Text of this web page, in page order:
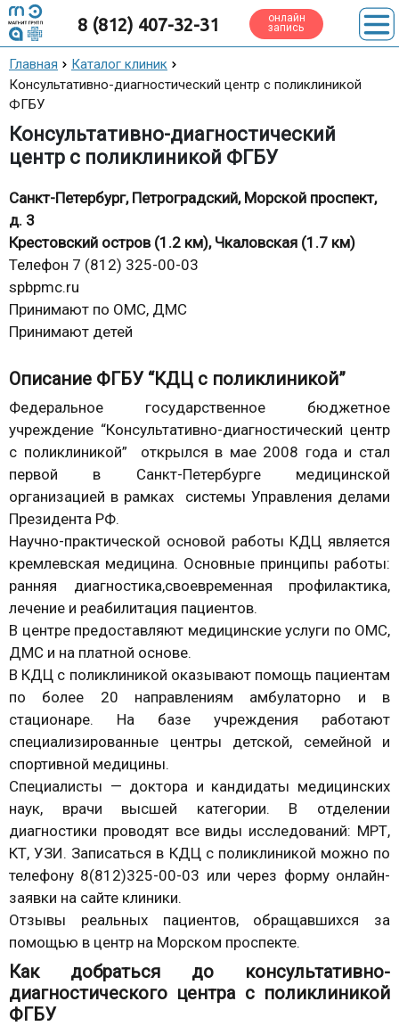
8 (812) 407-32-31 онлайн
запись
Главная
Каталог клиник
Консультативно-диагностический центр с поликлиникой
ФГБУ
Консультативно-диагностический
центр с поликлиникой ФГБУ
Санкт-Петербург, Петроградский, Морской проспект,
д. 3
Крестовский остров (1.2 км), Чкаловская (1.7 км)
Телефон 7 (812) 325-00-03
spbpmc.ru
Принимают по ОМС, ДМС
Принимают детей
Описание ФГБУ “КДЦ с поликлиникой”
Федеральное государственное бюджетное
учреждение “Консультативно-диагностический центр
с поликлиникой” открылся в мае 2008 года и стал
первой в Санкт-Петербурге медицинской
организацией в рамках системы Управления делами
Президента РФ.
Научно-практической основой работы КДЦ является
кремлевская медицина. Основные принципы работы:
ранняя диагностика,своевременная профилактика,
лечение и реабилитация пациентов.
В центре предоставляют медицинские услуги по ОМС,
ДМС и на платной основе.
В КДЦ с поликлиникой оказывают помощь пациентам
по более 20 направлениям амбулаторно и в
стационаре. На базе учреждения работают
специализированные центры детской, семейной и
спортивной медицины.
Специалисты — доктора и кандидаты медицинских
наук, врачи высшей категории. В отделении
диагностики проводят все виды исследований: МРТ,
КТ, УЗИ. Записаться в КДЦ с поликлиникой можно по
телефону 8(812)325-00-03 или через форму онлайн-
заявки на сайте клиники.
Отзывы реальных пациентов, обращавшихся за
помощью в центр на Морском проспекте.
Как добраться до консультативно-
диагностического центра с поликлиникой
ФГБУ